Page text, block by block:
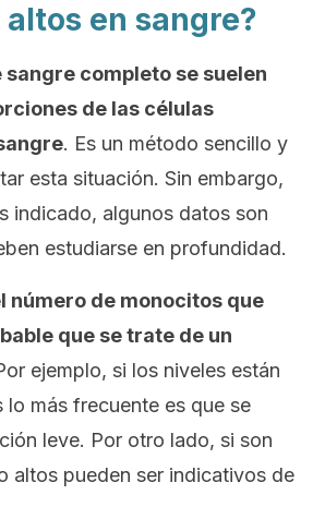
en sangre?
sangre completo se suelen
de las células
. Es un método sencillo y
esta situación. Sin embargo,
indicado, algunos datos son
estudiarse en profundidad.
número de monocitos que
que se trate de un
ejemplo, si los niveles están
más frecuente es que se
leve. Por otro lado, si son
altos pueden ser indicativos de